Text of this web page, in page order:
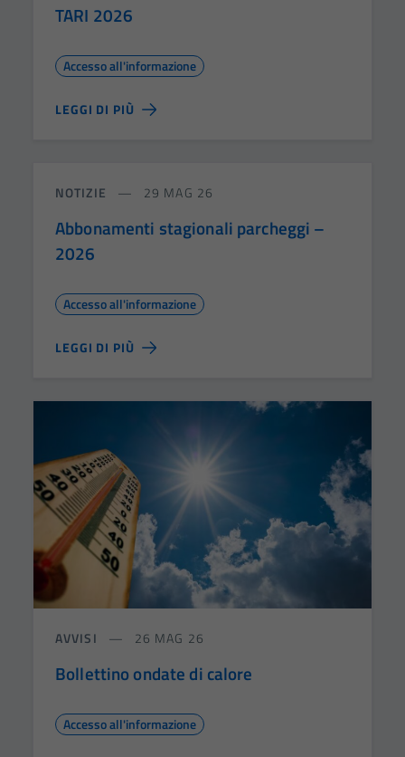
TARI 2026
Accesso all'informazione
LEGGI DI PIÙ
NOTIZIE 29 MAG 26
Abbonamenti stagionali parcheggi –
2026
Accesso all'informazione
LEGGI DI PIÙ
AVVISI 26 MAG 26
Bollettino ondate di calore
Accesso all'informazione